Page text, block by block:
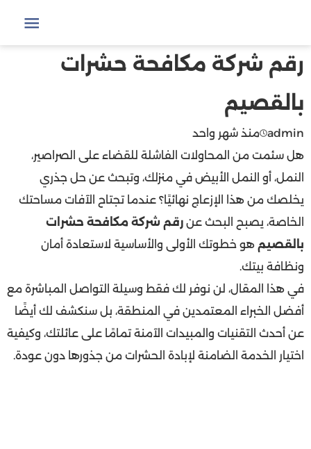
المحتوى
رقم شركة مكافحة حشرات
بالقصيم
admin منذ شهر واحد
هل سئمت من المحاولات الفاشلة للقضاء على الصراصير،
النمل، أو النمل الأبيض في منزلك، وتبحث عن حل جذري
يخلصك من هذا الإزعاج نهائيًا؟ عندما تجتاح الآفات مساحتك
الخاصة، يصبح البحث عن رقم شركة مكافحة حشرات
بالقصيم هو خطوتك الأولى والأساسية لاستعادة أمان
ونظافة بيتك.
في هذا المقال، لن نوفر لك فقط وسيلة التواصل المباشرة مع
أفضل الخبراء المعتمدين في المنطقة، بل سنكشف لك أيضًا
عن أحدث التقنيات والمبيدات الآمنة تمامًا على عائلتك، وكيفية
اختيار الخدمة الضامنة لإبادة الحشرات من جذورها دون عودة.